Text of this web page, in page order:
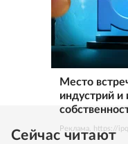
Место
индустрий и
Реклама. https://
Сейчас читают